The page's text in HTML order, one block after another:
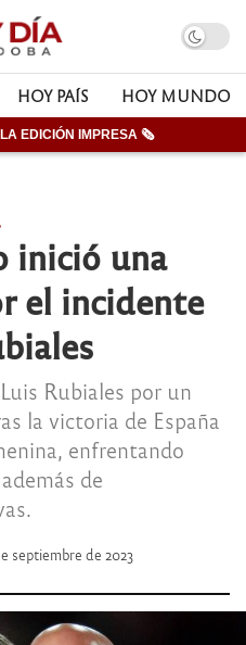
HOY PAÍS HOY MUNDO
EDICIÓN IMPRESA 🗞
inició una
el incidente
Rubiales por un
la victoria de España
enfrentando
de
septiembre de 2023